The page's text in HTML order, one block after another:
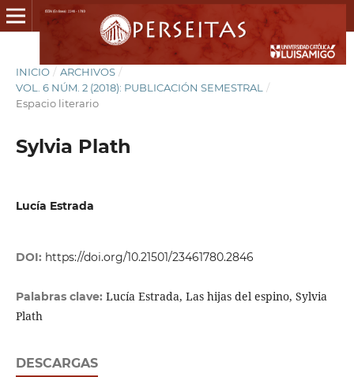
INICIO / ARCHIVOS /
VOL. 6 NÚM. 2 (2018): PUBLICACIÓN SEMESTRAL
/
Espacio literario
Sylvia Plath
Lucía Estrada
DOI: https://doi.org/10.21501/23461780.2846
Palabras clave: Lucía Estrada, Las hijas del espino, Sylvia
Plath
DESCARGAS